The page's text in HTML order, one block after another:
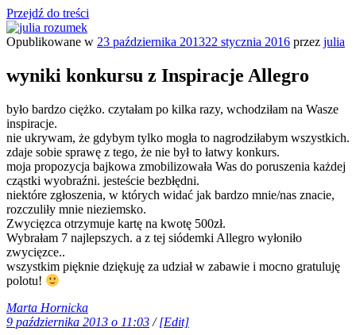
Przejdź do treści
Opublikowane w 23 października 201322 stycznia 2016 przez julia
wyniki konkursu z Inspiracje Allegro
było bardzo ciężko. czytałam po kilka razy, wchodziłam na Wasze
inspiracje.
nie ukrywam, że gdybym tylko mogła to nagrodziłabym wszystkich.
zdaje sobie sprawę z tego, że nie był to łatwy konkurs.
moja propozycja bajkowa zmobilizowała Was do poruszenia każdej
cząstki wyobraźni. jesteście bezbłędni.
niektóre zgłoszenia, w których widać jak bardzo mnie/nas znacie,
rozczuliły mnie nieziemsko.
Zwycięzca otrzymuje kartę na kwotę 500zł.
Wybrałam 7 najlepszych. a z tej siódemki Allegro wyłoniło
zwycięzce..
wszystkim pięknie dziękuję za udział w zabawie i mocno gratuluję
polotu!
Marta Hornicka
9 października 2013 o 11:03 /[Edit]